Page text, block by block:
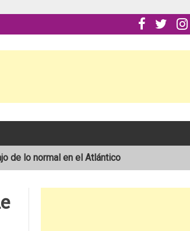
  
de lo normal en el Atlántico
Domingo de Estelí